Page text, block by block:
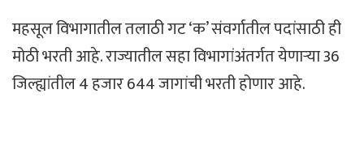
महसूल विभागातील तलाठी गट ‘क’ संवर्गातील पदांसाठी ही
मोठी भरती आहे. राज्यातील सहा विभागांअंतर्गत येणाऱ्या 36
जिल्ह्यांतील 4 हजार 644 जागांची भरती होणार आहे.